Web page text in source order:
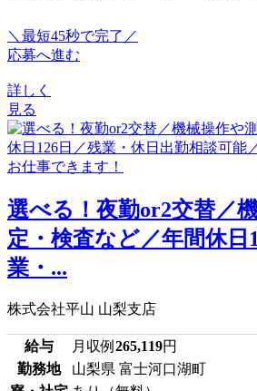
＼最短45秒で完了／
応募へ進む
詳しく
見る
選べる！夜勤or2交替／
定・検査など／年間休日
業・...
株式会社平山 山梨支店
給与 月収例 265,119円
勤務地
山梨県 富士河口湖町